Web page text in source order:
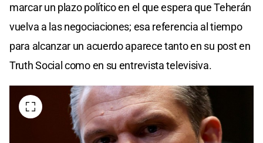
marcar un plazo político en el que espera que Teherán
vuelva a las negociaciones; esa referencia al tiempo
para alcanzar un acuerdo aparece tanto en su post en
Truth Social como en su entrevista televisiva.